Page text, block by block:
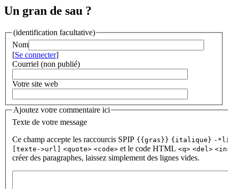
Un gran de sau ?
(identification facultative)
Nom
[Se connecter]
Courriel (non publié)
Votre site web
Ajoutez votre commentaire ici
Texte de votre message
Ce champ accepte les raccourcis SPIP {{gras}} {italique} -
[texte->url] <quote> <code> et le code HTML <q> <del>
créer des paragraphes, laissez simplement des lignes vides.